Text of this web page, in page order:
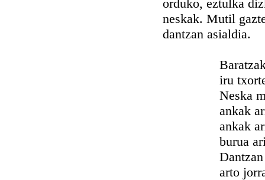
orduko, eztulka
neskak. Mutil
dantzan asialdia.
Baratzako
iru txorten
Neska
ankak arin
ankak
burua
Dantzan
arto jorran